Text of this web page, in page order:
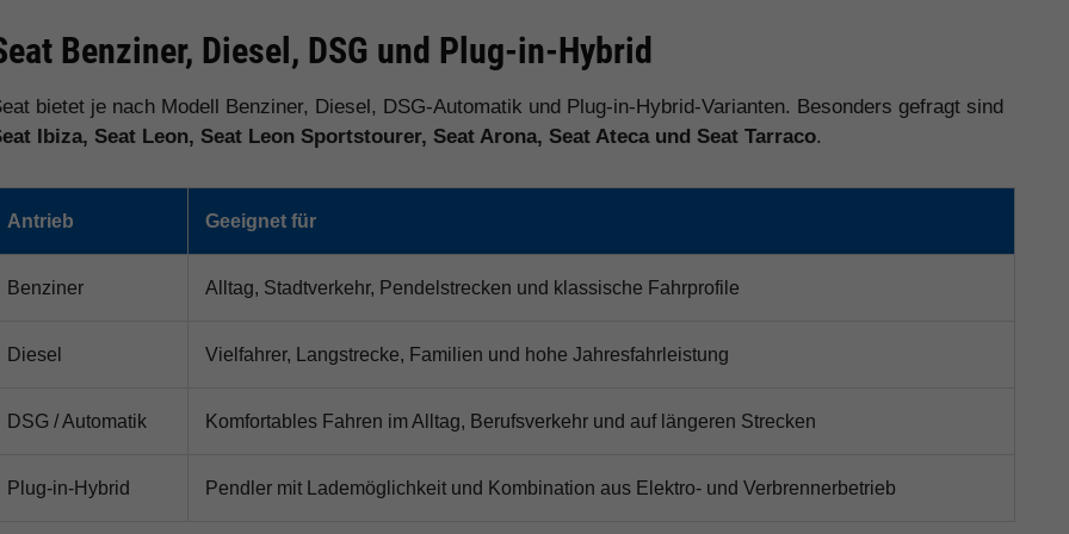
Benziner, Diesel, DSG und Plug-in-Hybrid
bietet je nach Modell Benziner, Diesel, DSG-Automatik und Plug-in-Hybrid-Varianten. Besonders gefragt sind
Ibiza, Seat Leon, Seat Leon Sportstourer, Seat Arona, Seat Ateca und Seat Tarraco.
Antrieb Geeignet für
Benziner Alltag, Stadtverkehr, Pendelstrecken und klassische Fahrprofile
Diesel Vielfahrer, Langstrecke, Familien und hohe Jahresfahrleistung
DSG / Automatik Komfortables Fahren im Alltag, Berufsverkehr und auf längeren Strecken
Plug-in-Hybrid Pendler mit Lademöglichkeit und Kombination aus Elektro- und Verbrennerbetrieb